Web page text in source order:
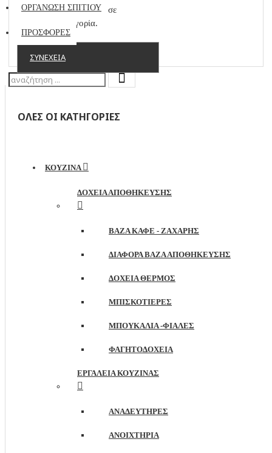
ΟΡΓΑΝΩΣΗ ΣΠΙΤΙΟΥ
ΠΡΟΣΦΟΡΕΣ
Δεν υπάρχουν προϊόντα σε
αυτήν την κατηγορία.
ΣΥΝΈΧΕΙΑ
ΟΛΕΣ ΟΙ ΚΑΤΗΓΟΡΙΕΣ
ΚΟΥΖΙΝΑ
ΔΟΧΕΊΑ ΑΠΟΘΉΚΕΥΣΗΣ
ΒΆΖΑ ΚΑΦΈ - ΖΆΧΑΡΗΣ
ΔΙΆΦΟΡΑ ΒΆΖΑ ΑΠΟΘΉΚΕΥΣΗΣ
ΔΟΧΕΊΑ ΘΕΡΜΌΣ
ΜΠΙΣΚΟΤΙΈΡΕΣ
ΜΠΟΥΚΆΛΙΑ -ΦΙΆΛΕΣ
ΦΑΓΗΤΟΔΟΧΕΊΑ
ΕΡΓΑΛΕΊΑ ΚΟΥΖΊΝΑΣ
ΑΝΑΔΕΥΤΉΡΕΣ
ΑΝΟΙΧΤΉΡΙΑ